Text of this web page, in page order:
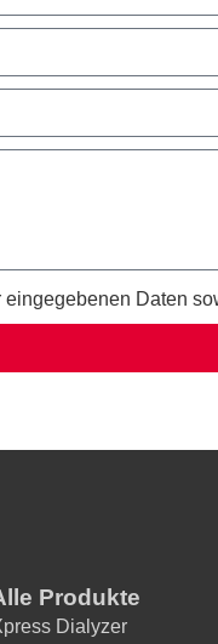
eingegebenen Daten
Produkte
Dialyzer